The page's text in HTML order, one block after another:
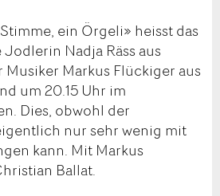
ein Örgeli» heisst das
Nadja Räss aus
Markus Flückiger aus
um 20.15 Uhr im
Dies, obwohl der
nur sehr wenig mit
kann. Mit Markus
Ballat.